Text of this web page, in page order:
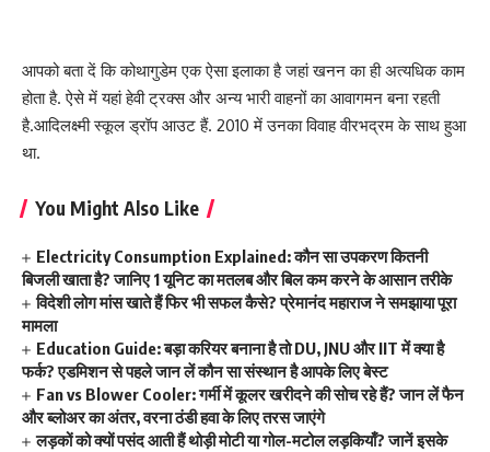
आपको बता दें कि कोथागुडेम एक ऐसा इलाका है जहां खनन का ही अत्यधिक काम
होता है. ऐसे में यहां हेवी ट्रक्स और अन्य भारी वाहनों का आवागमन बना रहती
है.आदिलक्ष्मी स्कूल ड्रॉप आउट हैं. 2010 में उनका विवाह वीरभद्रम के साथ हुआ
था.
You Might Also Like
Electricity Consumption Explained: कौन सा उपकरण कितनी
बिजली खाता है? जानिए 1 यूनिट का मतलब और बिल कम करने के आसान तरीके
विदेशी लोग मांस खाते हैं फिर भी सफल कैसे? प्रेमानंद महाराज ने समझाया पूरा
मामला
Education Guide: बड़ा करियर बनाना है तो DU, JNU और IIT में क्या है
फर्क? एडमिशन से पहले जान लें कौन सा संस्थान है आपके लिए बेस्ट
Fan vs Blower Cooler: गर्मी में कूलर खरीदने की सोच रहे हैं? जान लें फैन
और ब्लोअर का अंतर, वरना ठंडी हवा के लिए तरस जाएंगे
लड़कों को क्यों पसंद आती हैं थोड़ी मोटी या गोल-मटोल लड़कियाँ? जानें इसके